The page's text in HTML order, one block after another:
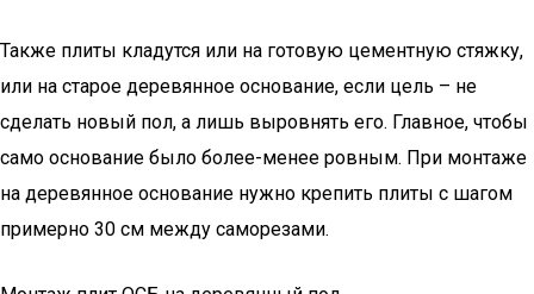
Также плиты кладутся или на готовую цементную стяжку,
или на старое деревянное основание, если цель – не
сделать новый пол, а лишь выровнять его. Главное, чтобы
само основание было более-менее ровным. При монтаже
на деревянное основание нужно крепить плиты с шагом
примерно 30 см между саморезами.